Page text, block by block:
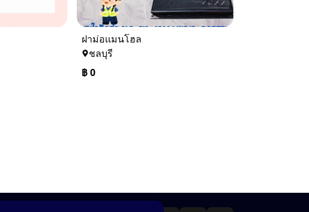
ฝาม่อเเมนโฮล
ชลบุรี
฿0